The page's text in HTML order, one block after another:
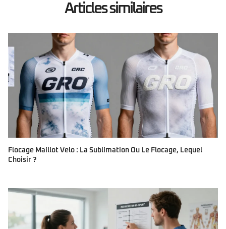
Articles similaires
Flocage Maillot Velo : La Sublimation Ou Le Flocage, Lequel
Choisir ?